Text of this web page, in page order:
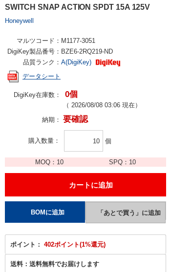
SWITCH SNAP ACTION SPDT 15A 125V
Honeywell
マルツコード： M1177-3051
DigiKey製品番号： BZE6-2RQ219-ND
品質ランク： A(DigiKey)
データシート
DigiKey在庫数： 0個
（ 2026/08/08 03:06 現在）
納期： 要確認
購入数量 個
MOQ： 10 SPQ： 10
ポイント： 402ポイント(1%還元)
送料： 送料無料でお届けします